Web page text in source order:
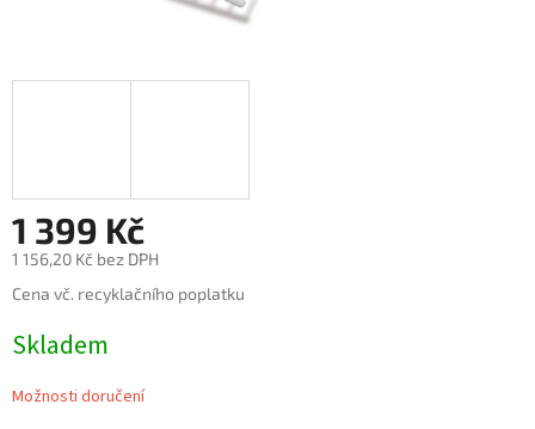
1 399 Kč
1 156,20 Kč bez DPH
Měrná
Cena vč. recyklačního poplatku
Skladem
Možnosti doručení